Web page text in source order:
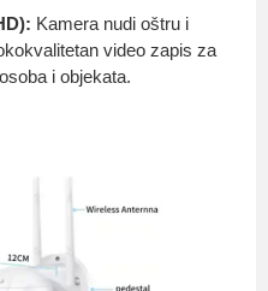
Kamera nudi oštru i
video zapis za
i objekata.